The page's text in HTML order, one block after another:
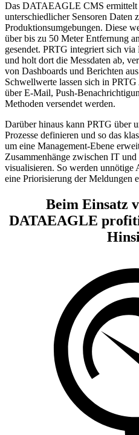
Das DATAEAGLE CMS ermittelt
unterschiedlicher Sensoren Daten
Produktionsumgebungen. Diese
über bis zu 50 Meter Entfernung
gesendet. PRTG integriert sich
und holt dort die Messdaten ab,
von Dashboards und Berichten
Schwellwerte lassen sich in
über E-Mail, Push-
Methoden versendet werden.
Darüber hinaus kann PRTG über
Prozesse definieren und so das
um eine Management-Ebene
Zusammenhänge zwischen IT
visualisieren. So werden unnötige
eine Priorisierung der Meldungen
Beim Einsatz
DATAEAGLE